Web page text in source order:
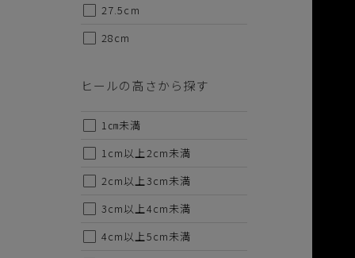
27.5cm
28cm
ヒールの高さから探す
1㎝未満
1cm以上2cm未満
2cm以上3cm未満
3cm以上4cm未満
4cm以上5cm未満